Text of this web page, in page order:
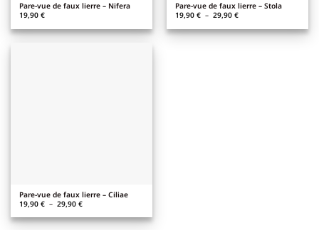
Pare-vue de faux lierre – Nifera
19,90€
Pare-vue de faux lierre – Stola
19,90€ – 29,90€Plage
prix :
19,90 €
Pare-vue de faux lierre – Ciliae
19,90€ – 29,90€Plage
de
prix :
19,90 €